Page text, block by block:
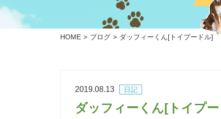
HOME ブログ ダッフィーくん[トイプードル]
日記
2019.08.13
ダッフィーくん[トイプ